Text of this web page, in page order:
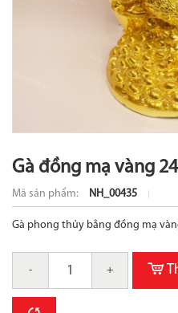
Gà đồng mạ vàng
Mã sản phẩm: NH_00435
Gà phong thủy bằng đồng mạ
- +